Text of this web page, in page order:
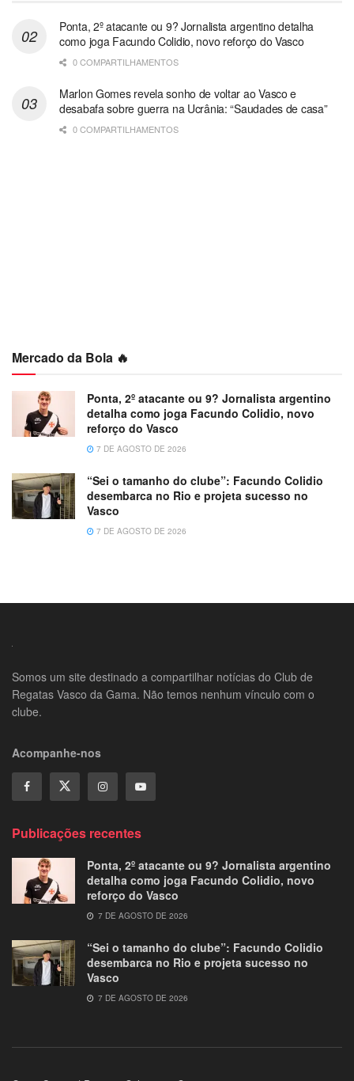
Ponta, 2º atacante ou 9? Jornalista argentino detalha
como joga Facundo Colidio, novo reforço do Vasco
0 COMPARTILHAMENTOS
Marlon Gomes revela sonho de voltar ao Vasco e
desabafa sobre guerra na Ucrânia: “Saudades de casa”
0 COMPARTILHAMENTOS
Mercado da Bola 🔥
Ponta, 2º atacante ou 9? Jornalista argentino
detalha como joga Facundo Colidio, novo
reforço do Vasco
7 DE AGOSTO DE 2026
“Sei o tamanho do clube”: Facundo Colidio
desembarca no Rio e projeta sucesso no
Vasco
7 DE AGOSTO DE 2026
Somos um site destinado a compartilhar notícias do Club de
Regatas Vasco da Gama. Não temos nenhum vínculo com o
clube.
Acompanhe-nos
Publicações recentes
Ponta, 2º atacante ou 9? Jornalista argentino
detalha como joga Facundo Colidio, novo
reforço do Vasco
7 DE AGOSTO DE 2026
“Sei o tamanho do clube”: Facundo Colidio
desembarca no Rio e projeta sucesso no
Vasco
7 DE AGOSTO DE 2026